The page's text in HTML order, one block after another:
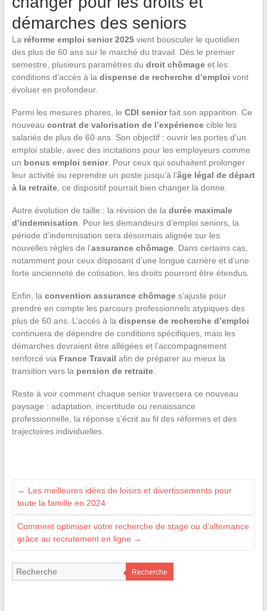
démarches des seniors
La réforme emploi senior 2025vient bousculer le quotidien
des plus de 60 ans sur le marché du travail. Dès le premier
semestre, plusieurs paramètres du droit chômageet les
conditions d’accès à la dispense de recherche d’emploi vont
évoluer en profondeur.
Parmi les mesures phares, le CDI seniorfait son apparition. Ce
nouveau contrat de valorisation de l’expériencecible les
salariés de plus de 60 ans. Son objectif : ouvrir les portes d’un
emploi stable, avec des incitations pour les employeurs comme
un bonus emploi senior. Pour ceux qui souhaitent prolonger
leur activité ou reprendre un poste jusqu’à l’âge légal de départ
à la retraite, ce dispositif pourrait bien changer la donne.
Autre évolution de taille : la révision de la durée maximale
d’indemnisation . Pour les demandeurs d’emploi seniors, la
période d’indemnisation sera désormais alignée sur les
nouvelles règles de l’assurance chômage. Dans certains cas,
notamment pour ceux disposant d’une longue carrière et d’une
forte ancienneté de cotisation, les droits pourront être étendus.
Enfin, la convention assurance chômages’ajuste pour
prendre en compte les parcours professionnels atypiques des
plus de 60 ans. L’accès à la dispense de recherche d’emploi
continuera de dépendre de conditions spécifiques, mais les
démarches devraient être allégées et l’accompagnement
renforcé via France Travail afin de préparer au mieux la
transition vers la pension de retraite.
Reste à voir comment chaque senior traversera ce nouveau
paysage : adaptation, incertitude ou renaissance
professionnelle, la réponse s’écrit au fil des réformes et des
trajectoires individuelles.
← Les meilleures idées de loisirs et divertissements pour
toute la famille en 2024
Comment optimiser votre recherche de stage ou d’alternance
grâce au recrutement en ligne →
Recherche